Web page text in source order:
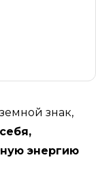
знак,
энергию